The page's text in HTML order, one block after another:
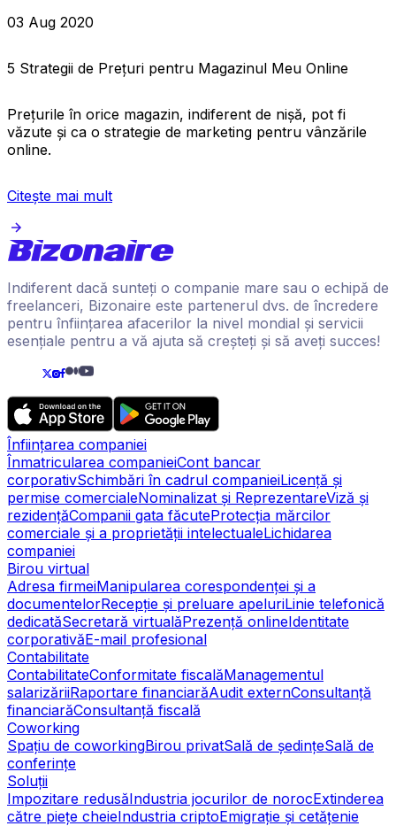
03 Aug 2020
5 Strategii de Prețuri pentru Magazinul Meu Online
Prețurile în orice magazin, indiferent de nișă, pot fi
văzute și ca o strategie de marketing pentru vânzările
online.
Citește mai mult
Indiferent dacă sunteți o companie mare sau o echipă de
freelanceri, Bizonaire este partenerul dvs. de încredere
pentru înființarea afacerilor la nivel mondial și servicii
esențiale pentru a vă ajuta să creșteți și să aveți succes!
Înființarea companiei
Înmatricularea companieiCont bancar
corporativSchimbări în cadrul companieiLicență și
permise comercialeNominalizat și ReprezentareViză și
rezidențăCompanii gata făcuteProtecția mărcilor
comerciale și a proprietății intelectualeLichidarea
companiei
Birou virtual
Adresa firmeiManipularea corespondenței și a
documentelorRecepție și preluare apeluriLinie telefonică
dedicatăSecretară virtualăPrezență onlineIdentitate
corporativăE-mail profesional
Contabilitate
ContabilitateConformitate fiscalăManagementul
salarizăriiRaportare financiarăAudit externConsultanță
financiarăConsultanță fiscală
Coworking
Spațiu de coworkingBirou privatSală de ședințeSală de
conferințe
Soluții
Impozitare redusăIndustria jocurilor de norocExtinderea
către piețe cheieIndustria criptoEmigrație și cetățenie